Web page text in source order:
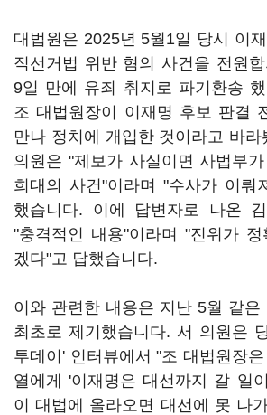
대법원은 2025년 5월1일 당시 이
직선거법 위반 혐의 사건을 전원
9일 만에 유죄 취지로 파기환송
조 대법원장이 이재명 후보 판결
만나 정치에 개입한 것이라고 바
의원은 "제보가 사실이면 사법부
희대의 사건"이라며 "수사가 이뤄
했습니다. 이에 답변자로 나온
"충격적인 내용"이라며 "진위가
겠다"고 답했습니다.
이와 관련한 내용은 지난 5월 같은
최초로 제기했습니다. 서 의원은
투데이' 인터뷰에서 "조 대법원장
열에게 '이재명은 대선까지 갈 일
이 대법에 올라오면 대선에 못 나